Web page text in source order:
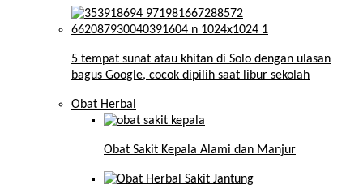
5 tempat sunat atau khitan di Solo dengan ulasan
bagus Google, cocok dipilih saat libur sekolah
Obat Herbal
Obat Sakit Kepala Alami dan Manjur